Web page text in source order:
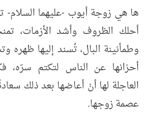
ها هي زوجة أيوب -عليهما
أحلك الظروف وأشد الأزمات،
وطمأنينة البال، تُسند إليها ظهره
أحزانها عن الناس لتكتم سرّه،
العاجلة لها أنْ أعاضها بعد ذلك
عصمة زوجها.